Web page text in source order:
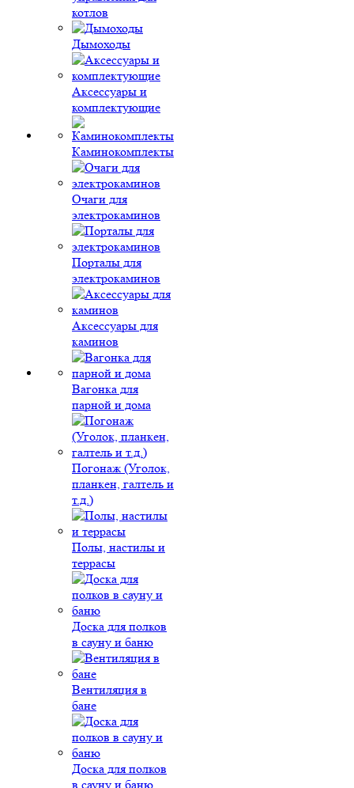
котлов
Дымоходы
Аксессуары и
комплектующие
Каминокомплекты
Очаги для
электрокаминов
Порталы для
электрокаминов
Аксессуары для
каминов
Вагонка для
парной и дома
Погонаж (Уголок,
планкен, галтель и
т.д.)
Полы, настилы и
террасы
Доска для полков
в сауну и баню
Вентиляция в
бане
Доска для полков
в сауну и баню